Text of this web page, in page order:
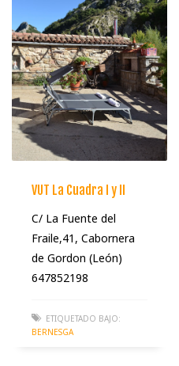
VUT La Cuadra I y II
C/ La Fuente del
Fraile,41, Cabornera
de Gordon (León)
647852198
ETIQUETADO BAJO:
BERNESGA